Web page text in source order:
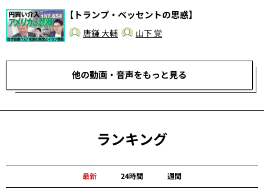
【トランプ・ベッセントの思惑】
唐鎌 大輔 山下 覚
他の動画・音声をもっと見る
ランキング
最新 24時間 週間